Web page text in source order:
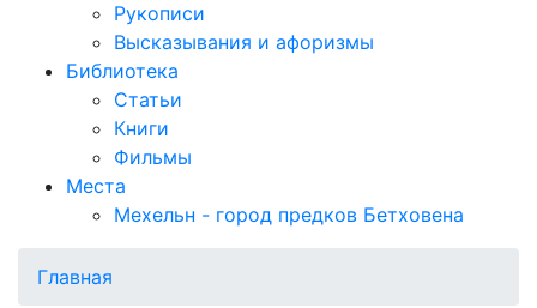
Рукописи
Высказывания и афоризмы
Библиотека
Статьи
Книги
Фильмы
Места
Мехельн - город предков Бетховена
Главная